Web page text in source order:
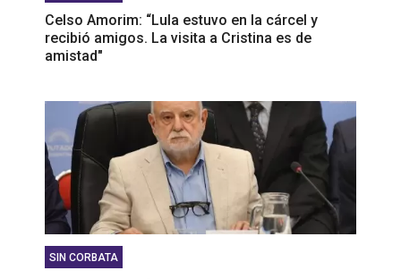
Celso Amorim: “Lula estuvo en la cárcel y
recibió amigos. La visita a Cristina es de
amistad"
SIN CORBATA